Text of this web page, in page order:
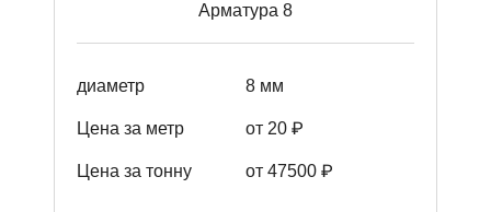
Арматура 8
диаметр 8 мм
Цена за метр от 20 ₽
Цена за тонну от 47500 ₽